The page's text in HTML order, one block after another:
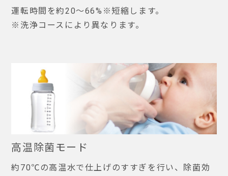
運転時間を約20〜66%※短縮します。
※洗浄コースにより異なります。
高温除菌モード
約70℃の高温水で仕上げのすすぎを行い、除菌効